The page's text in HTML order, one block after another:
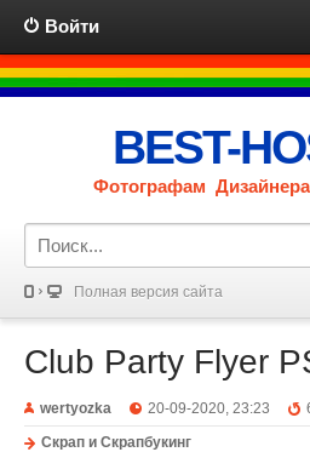
Войти
BEST-
Фотографам
Полная версия сайта
Club Party Flyer
wertyozka 20-09-2020, 23:23
Скрап и Скрапбукинг